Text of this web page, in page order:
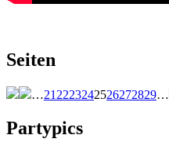
Seiten
…21 2223242526272829…
Partypics